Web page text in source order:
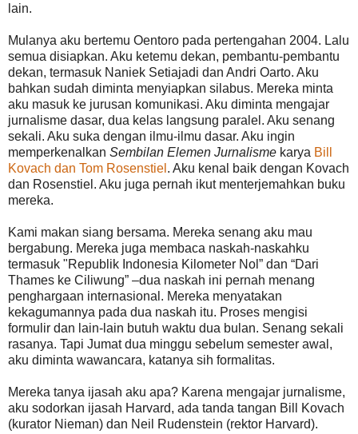
lain.
Mulanya aku bertemu Oentoro pada pertengahan 2004. Lalu
semua disiapkan. Aku ketemu dekan, pembantu-pembantu
dekan, termasuk Naniek Setiajadi dan Andri Oarto. Aku
bahkan sudah diminta menyiapkan silabus. Mereka minta
aku masuk ke jurusan komunikasi. Aku diminta mengajar
jurnalisme dasar, dua kelas langsung paralel. Aku senang
sekali. Aku suka dengan ilmu-ilmu dasar. Aku ingin
memperkenalkan Sembilan Elemen Jurnalisme karya Bill
Kovach dan Tom Rosenstiel . Aku kenal baik dengan Kovach
dan Rosenstiel. Aku juga pernah ikut menterjemahkan buku
mereka.
Kami makan siang bersama. Mereka senang aku mau
bergabung. Mereka juga membaca naskah-naskahku
termasuk "Republik Indonesia Kilometer Nol” dan “Dari
Thames ke Ciliwung” –dua naskah ini pernah menang
penghargaan internasional. Mereka menyatakan
kekagumannya pada dua naskah itu. Proses mengisi
formulir dan lain-lain butuh waktu dua bulan. Senang sekali
rasanya. Tapi Jumat dua minggu sebelum semester awal,
aku diminta wawancara, katanya sih formalitas.
Mereka tanya ijasah aku apa? Karena mengajar jurnalisme,
aku sodorkan ijasah Harvard, ada tanda tangan Bill Kovach
(kurator Nieman) dan Neil Rudenstein (rektor Harvard).